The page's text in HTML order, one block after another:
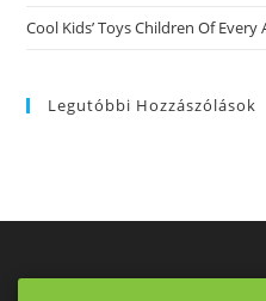
Cool Kids’ Toys Children Of Every
Legutóbbi Hozzászólások